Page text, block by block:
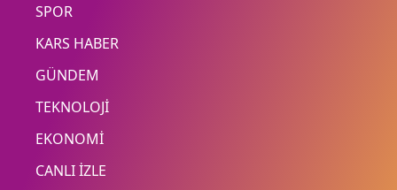
SPOR
KARS HABER
GÜNDEM
TEKNOLOJİ
EKONOMİ
CANLI İZLE